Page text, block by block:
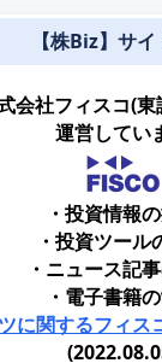
【株Biz】サ
会社フィスコ(
運営してい
・投資情報
・投資ツール
・ニュース記
・電子書籍
に関するフィス